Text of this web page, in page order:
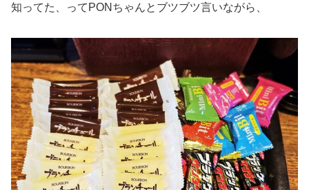
知ってた、ってPONちゃんとブツブツ言いながら、